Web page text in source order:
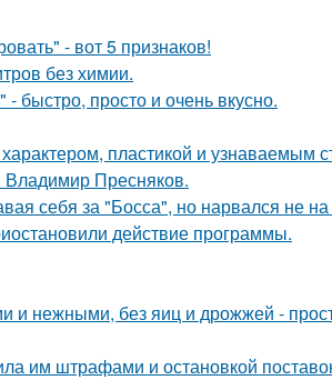
- вот 5 признаков!
без химии.
быстро, просто и очень вкусно.
пластикой и узнаваемым
Владимир Пресняков.
себя за "Босса", но нарвался не на
действие программы.
и нежными, без яиц и дрожжей -
им штрафами и остановкой